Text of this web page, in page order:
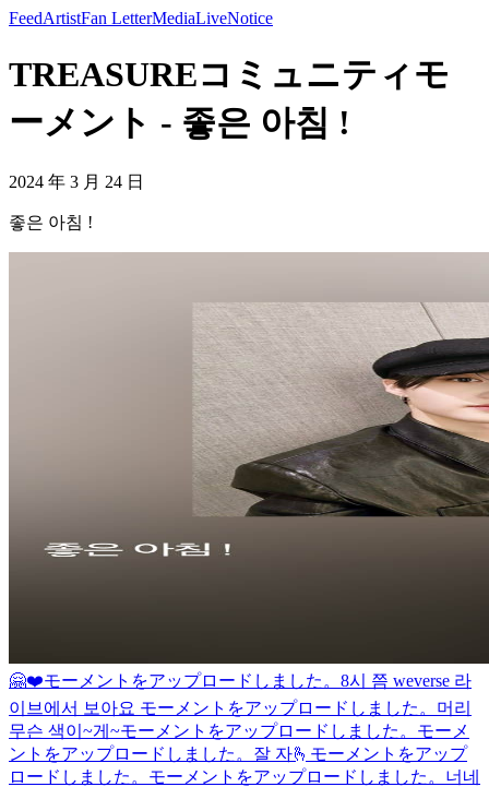
FeedArtistFan LetterMediaLiveNotice
TREASUREコミュニティモ
ーメント - 좋은 아침 !
2024 年 3 月 24 日
좋은 아침 !
🤗❤️モーメントをアップロードしました。 8시 쯤 weverse 라
이브에서 보아요 モーメントをアップロードしました。 머리
무슨 색이~게~モーメントをアップロードしました。 モーメ
ントをアップロードしました。 잘 자🫰 モーメントをアップ
ロードしました。 モーメントをアップロードしました。 너네